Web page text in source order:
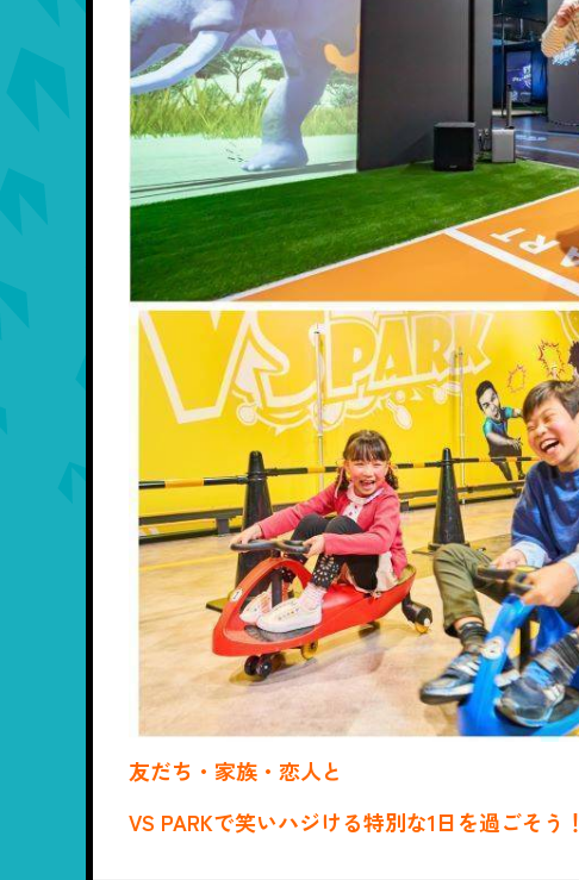
友だち・家族・恋人と
VS PARKで笑いハジける特別な1日を過ごそう！